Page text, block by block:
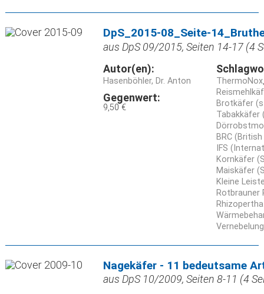
DpS_2015-08_Seite-
aus DpS 09/2015, Seiten 14-17 (4
Autor(en):
Hasenböhler, Dr. Anton
Gegenwert:
9,50 €
ThermoNox
Brotkäfer
Tabakkäfer
BRC
IFS
Kornkäfer
Maiskäfer
Kleine
Rotbrauner
Vernebelung
Nagekäfer - 11 bedeutsame
aus DpS 10/2009, Seiten 8-11 (4